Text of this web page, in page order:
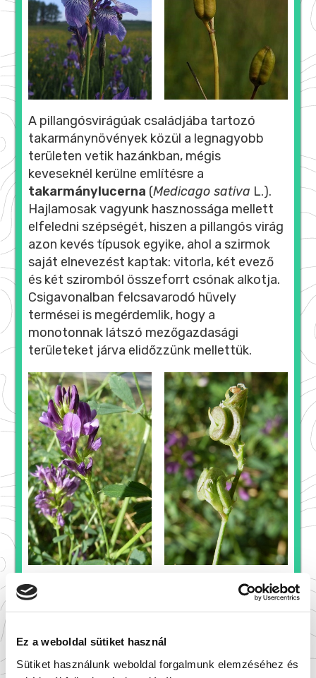
Ez a weboldal sütiket használ
Sütiket használunk weboldal forgalmunk elemzéséhez és
A pillangósvirágúak családjába tartozó
takarmánynövények közül a legnagyobb
területen vetik hazánkban, mégis
keveseknél kerülne említésre a
takarmánylucerna (Medicago sativa L.).
Hajlamosak vagyunk hasznossága mellett
elfeledni szépségét, hiszen a pillangós virág
azon kevés típusok egyike, ahol a szirmok
saját elnevezést kaptak: vitorla, két evező
és két sziromból összeforrt csónak alkotja.
Csigavonalban felcsavarodó hüvely
termései is megérdemlik, hogy a
monotonnak látszó mezőgazdasági
területeket járva elidőzzünk mellettük.
Elsőre könnyű feladatnak tűnt, de kezdtem
elveszni a kékeslilák, ibolyáskékek
menedéket kerestem alila
ökörfarkkóróban
( Verbascum phoeniceum
L.), ami már nevében is színt vall. A